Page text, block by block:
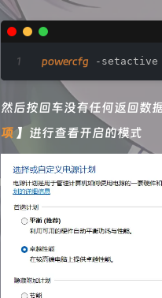
powercfg -setactive
然后按回车没有任何返回数
项】进行查看开启的模式